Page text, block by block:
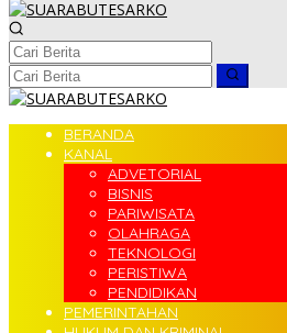
BERANDA
KANAL
ADVETORIAL
BISNIS
PARIWISATA
OLAHRAGA
TEKNOLOGI
PERISTIWA
PENDIDIKAN
PEMERINTAHAN